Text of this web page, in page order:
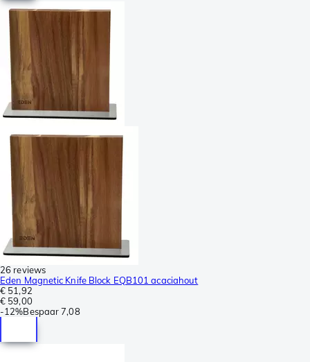
26 reviews
Eden Magnetic Knife Block EQB101 acaciahout
€ 51,92
€ 59,00
-12%Bespaar 7,08